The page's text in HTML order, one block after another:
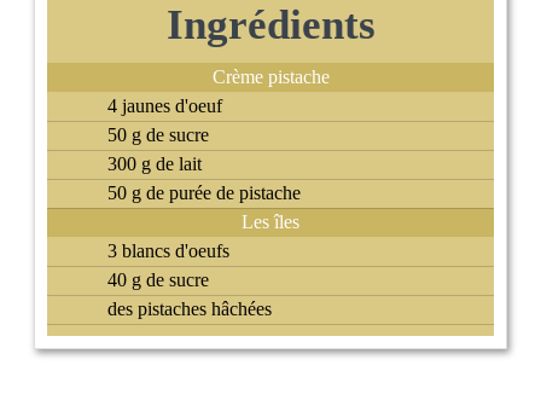
Ingrédients
Crème pistache
4 jaunes d'oeuf
50 g de sucre
300 g de lait
50 g de purée de pistache
Les îles
3 blancs d'oeufs
40 g de sucre
des pistaches hâchées